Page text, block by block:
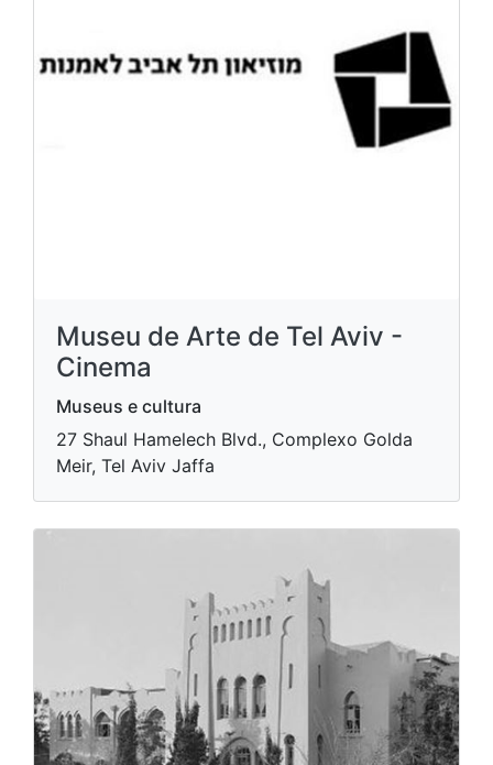
Museu de Arte de Tel Aviv -
Cinema
Museus e cultura
27 Shaul Hamelech Blvd., Complexo Golda
Meir, Tel Aviv Jaffa